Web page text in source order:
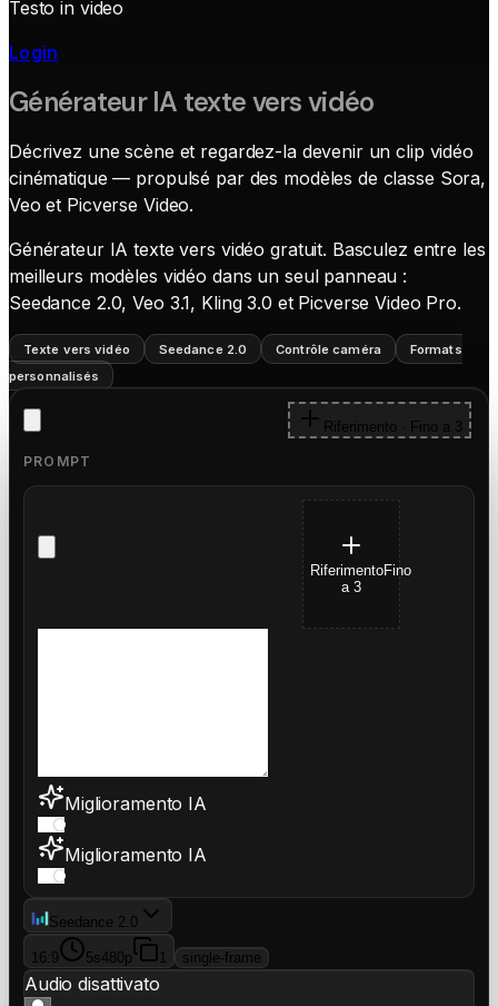
Testo in video
Login
Générateur IA texte vers vidéo
Décrivez une scène et regardez-la devenir un clip vidéo
cinématique — propulsé par des modèles de classe Sora,
Veo et Picverse Video.
Générateur IA texte vers vidéo gratuit. Basculez entre les
meilleurs modèles vidéo dans un seul panneau :
Seedance 2.0, Veo 3.1, Kling 3.0 et Picverse Video Pro.
Texte vers vidéo Seedance 2.0 Contrôle caméra
Formats
personnalisés
Riferimento · Fino a 3
PROMPT
RiferimentoFino
a 3
Miglioramento IA
Miglioramento IA
Seedance 2.0
16:9 5s480p 1 single-frame
Audio disattivato